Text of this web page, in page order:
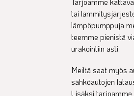
tai
lämpöpumppuja
teemme pienistä
urakointiin asti.
Meiltä saat myös
sähköautojen
Lisäksi tarjoamme